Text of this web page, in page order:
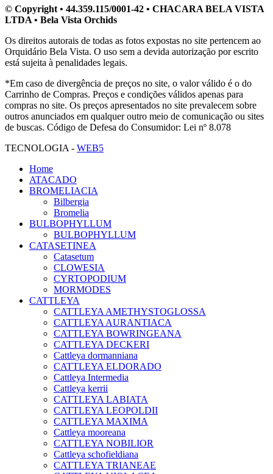
© Copyright • 44.359.115/0001-42 • CHACARA BELA VISTA
LTDA • Bela Vista Orchids
Os direitos autorais de todas as fotos expostas no site pertencem ao
Orquidário Bela Vista. O uso sem a devida autorização por escrito
está sujeita à penalidades legais.
*Em caso de divergência de preços no site, o valor válido é o do
Carrinho de Compras. Preços e condições válidos apenas para
compras no site. Os preços apresentados no site prevalecem sobre
outros anunciados em qualquer outro meio de comunicação ou sites
de buscas. Código de Defesa do Consumidor: Lei nº 8.078
TECNOLOGIA - WEB5
Home
ATACADO
BROMELIACIA
Bilbergia
Bromelia
BULBOPHYLLUM
BULBOPHYLLUM
CATASETINEA
Catasetum
CLOWESIA
CYRTOPODIUM
MORMODES
CATTLEYA
CATTLEYA AMETHYSTOGLOSSA
CATTLEYA AURANTIACA
CATTLEYA BOWRINGEANA
CATTLEYA DECKERI
Cattleya dormanniana
CATTLEYA ELDORADO
Cattleya Intermedia
Cattleya kerrii
CATTLEYA LABIATA
CATTLEYA LEOPOLDII
CATTLEYA MAXIMA
Cattleya mooreana
CATTLEYA NOBILIOR
Cattleya schofieldiana
CATTLEYA TRIANEAE